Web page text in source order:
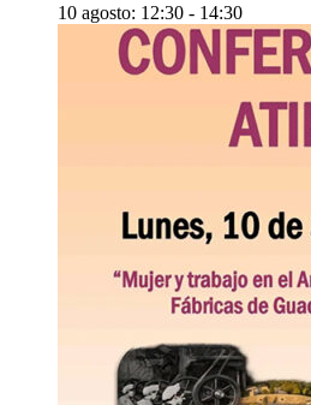
10 agosto: 12:30 - 14:30